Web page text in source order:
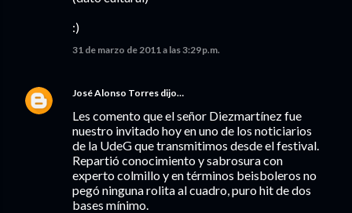
:)
31 de marzo de 2011 a las 3:29 p.m.
José Alonso Torres dijo…
Les comento que el señor Diezmartínez fue
nuestro invitado hoy en uno de los noticiarios
de la UdeG que transmitimos desde el festival.
Repartió conocimiento y sabrosura con
experto colmillo y en términos beisboleros no
pegó ninguna rolita al cuadro, puro hit de dos
bases mínimo.